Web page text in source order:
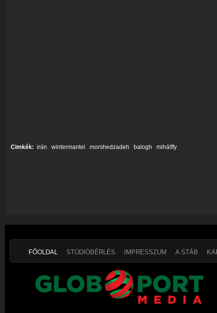
Cimkék: irán wintermantel morshedzadeh balogh mihálffy
FŐOLDAL STÚDIÓBÉRLÉS IMPRESSZUM A STÁB